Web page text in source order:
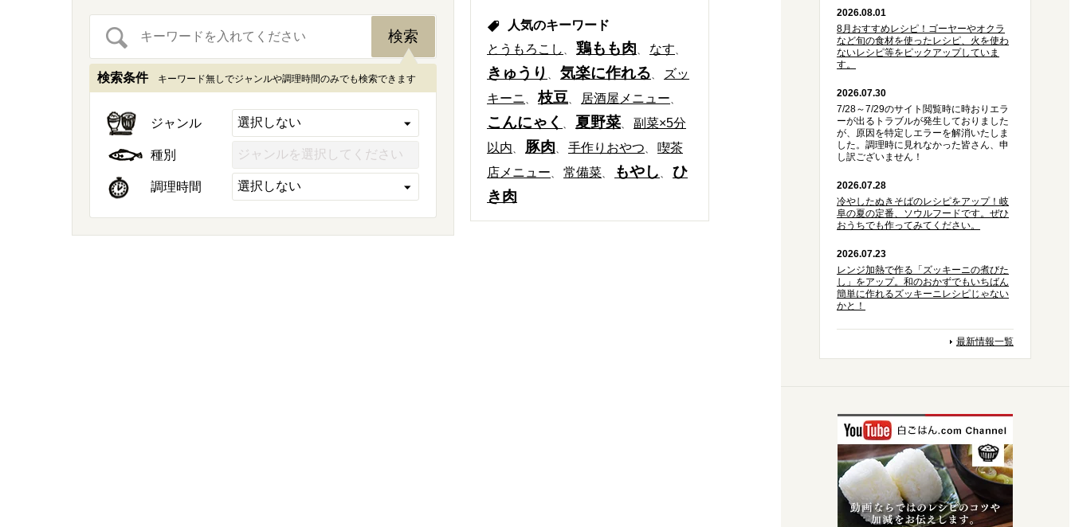
検索条件 キーワード無しでジャンルや調理時間のみでも検索できます
ジャンル
種別
調理時間
人気のキーワード
とうもろこし
鶏もも肉 なす
きゅうり 気楽に作れる
ズッ
キーニ
枝豆 居酒屋メニュー
こんにゃく 夏野菜
副菜×5分
以内
豚肉 手作りおやつ
喫茶
店メニュー
常備菜 もやし
ひ
き肉
2026.08.01
8月おすすめレシピ！ゴーヤーやオクラ
など旬の食材を使ったレシピ、火を使わ
ないレシピ等をピックアップしていま
す。
2026.07.30
7/28～7/29のサイト閲覧時に時おりエラ
ーが出るトラブルが発生しておりました
が、原因を特定しエラーを解消いたしま
した。調理時に見れなかった皆さん、申
し訳ございません！
2026.07.28
冷やしたぬきそばのレシピをアップ！岐
阜の夏の定番、ソウルフードです。ぜひ
おうちでも作ってみてください。
2026.07.23
レンジ加熱で作る「ズッキーニの煮びた
し」をアップ。和のおかずでもいちばん
簡単に作れるズッキーニレシピじゃない
かと！
最新情報一覧